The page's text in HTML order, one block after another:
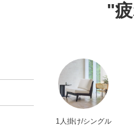
"
1人掛け/シングル